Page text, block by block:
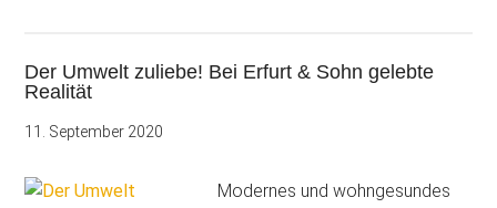
Wandkleider
jeden
Der Umwelt zuliebe! Bei Erfurt & Sohn gelebte
Realität
11. September 2020
Modernes und wohngesundes